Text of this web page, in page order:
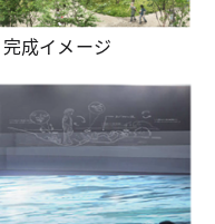
成イメージ